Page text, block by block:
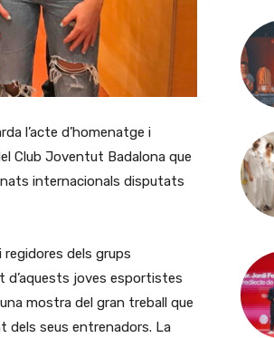
l’acte d’homenatge i
Club Joventut Badalona que
internacionals disputats
regidores dels grups
d’aquests joves esportistes
mostra del gran treball que
dels seus entrenadors. La